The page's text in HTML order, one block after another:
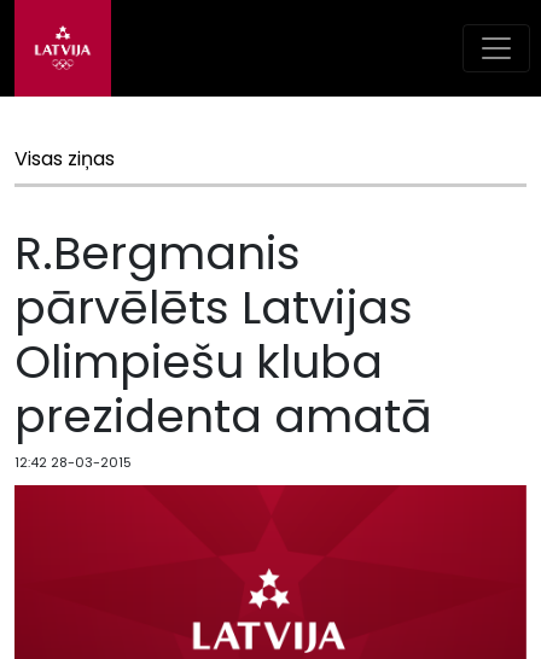
Visas ziņas
R.Bergmanis
pārvēlēts Latvijas
Olimpiešu kluba
prezidenta amatā
12:42 28-03-2015